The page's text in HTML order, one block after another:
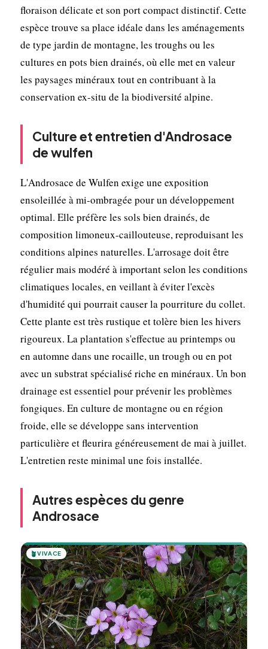
floraison délicate et son port compact distinctif. Cette
espèce trouve sa place idéale dans les aménagements
de type jardin de montagne, les troughs ou les
cultures en pots bien drainés, où elle met en valeur
les paysages minéraux tout en contribuant à la
conservation ex-situ de la biodiversité alpine.
Culture et entretien d'Androsace
de wulfen
L'Androsace de Wulfen exige une exposition
ensoleillée à mi-ombragée pour un développement
optimal. Elle préfère les sols bien drainés, de
composition limoneux-caillouteuse, reproduisant les
conditions alpines naturelles. L'arrosage doit être
régulier mais modéré à important selon les conditions
climatiques locales, en veillant à éviter l'excès
d'humidité qui pourrait causer la pourriture du collet.
Cette plante est très rustique et tolère bien les hivers
rigoureux. La plantation s'effectue au printemps ou
en automne dans une rocaille, un trough ou en pot
avec un substrat spécialisé riche en minéraux. Un bon
drainage est essentiel pour prévenir les problèmes
fongiques. En culture de montagne ou en région
froide, elle se développe sans intervention
particulière et fleurira généreusement de mai à juillet.
L'entretien reste minimal une fois installée.
Autres espèces du genre
Androsace
🪴VIVACE